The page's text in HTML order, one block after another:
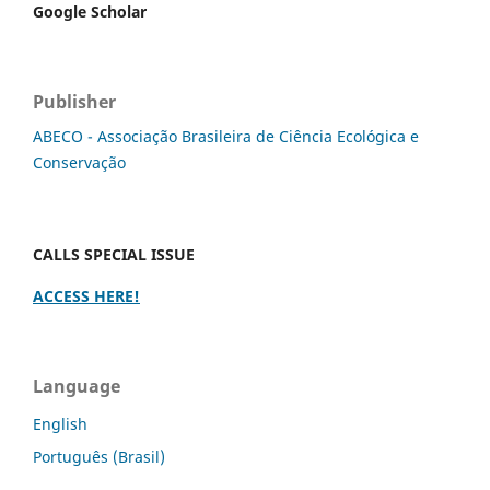
Google Scholar
Publisher
ABECO - Associação Brasileira de Ciência Ecológica e
Conservação
CALLS SPECIAL ISSUE
ACCESS HERE!
Language
English
Português (Brasil)